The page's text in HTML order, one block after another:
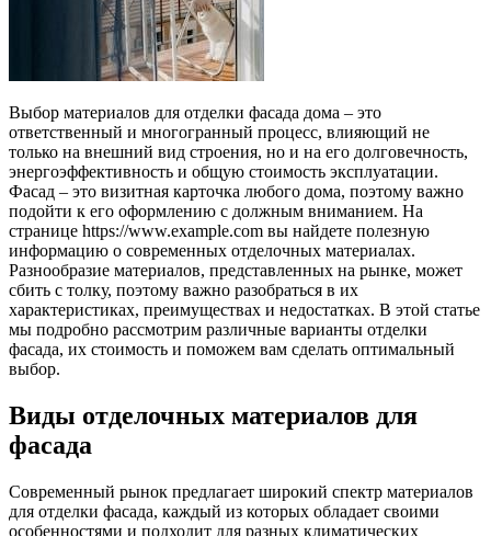
Выбор материалов для отделки фасада дома – это
ответственный и многогранный процесс, влияющий не
только на внешний вид строения, но и на его долговечность,
энергоэффективность и общую стоимость эксплуатации.
Фасад – это визитная карточка любого дома, поэтому важно
подойти к его оформлению с должным вниманием. На
странице https://www.example.com вы найдете полезную
информацию о современных отделочных материалах.
Разнообразие материалов, представленных на рынке, может
сбить с толку, поэтому важно разобраться в их
характеристиках, преимуществах и недостатках. В этой статье
мы подробно рассмотрим различные варианты отделки
фасада, их стоимость и поможем вам сделать оптимальный
выбор.
Виды отделочных материалов для
фасада
Современный рынок предлагает широкий спектр материалов
для отделки фасада, каждый из которых обладает своими
особенностями и подходит для разных климатических